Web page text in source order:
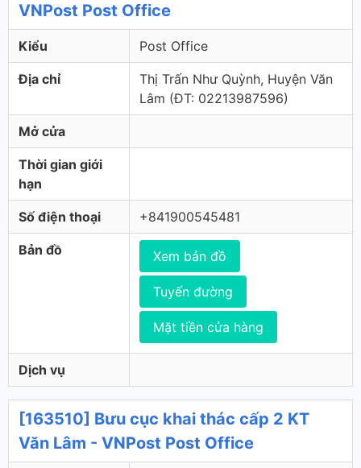
VNPost Post Office
Kiểu Post Office
Địa chỉ
Thị Trấn Như Quỳnh, Huyện Văn
Lâm (ÐT: 02213987596)
Mở cửa
Thời gian giới
hạn
Số điện thoại +841900545481
Bản đồ Xem bản đồ
Tuyến đường
Mặt tiền cửa hàng
Dịch vụ
[163510] Bưu cục khai thác cấp 2 KT
Văn Lâm - VNPost Post Office